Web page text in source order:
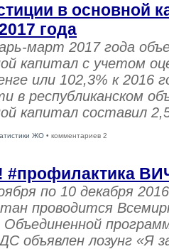
в основной
года
март 2017 года
капитал с учетом
или 102,3% к 2016
в республиканском
капитал составил
ЖО • комментариев 2
#профилактика
по 10 декабря
проводится
объявлен лозунг «Я